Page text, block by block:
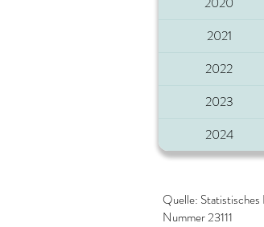
2021
2022
2023
2024
Quelle:
Nummer 23111